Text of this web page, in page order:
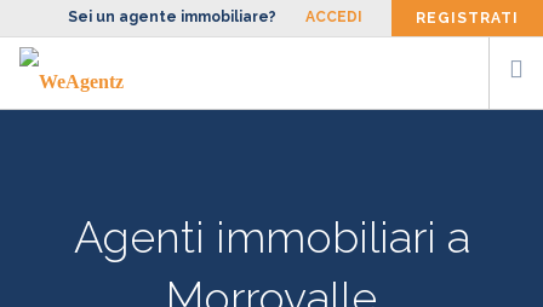
Sei un agente immobiliare? ACCEDI REGISTRATI
FACCIAMOAgenti immobiliari a